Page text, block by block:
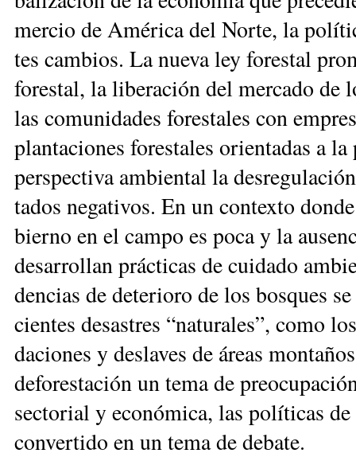
mer­cio de Amé­ri­ca del Nor­te, la
tes cam­bios. La nue­va ley fo­res­tal
fo­res­tal, la li­be­ra­ción del mer­ca­do de
las co­mu­ni­da­des fo­res­ta­les con
plan­ta­cio­nes fo­res­ta­les orien­ta­das a
pers­pec­ti­va am­bien­tal la
ta­dos ne­ga­ti­vos. En un con­tex­to
bier­no en el cam­po es po­ca y la
de­sa­rro­llan prác­ti­cas de cui­da­do
den­cias de de­te­rio­ro de los bos­ques
cien­tes de­sas­tres “na­tu­ra­les”, co­mo
da­cio­nes y des­la­ves de áreas
de­fo­res­ta­ción un te­ma de
sec­to­rial y eco­nó­mi­ca, las po­lí­ti­cas
con­ver­ti­do en un te­ma de de­bate.